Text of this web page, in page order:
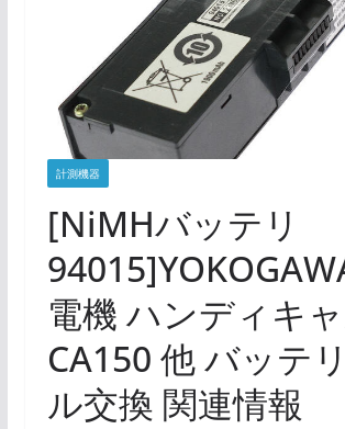
計測機器
[NiMHバッテリ
電機 ハンディキ
CA150 他 バッテ
ル交換 関連情報